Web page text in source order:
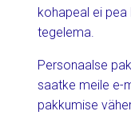
kohapeal ei
tegelema.
Personaalse
saatke meile e-
pakkumise